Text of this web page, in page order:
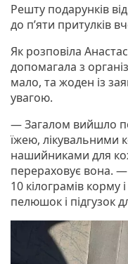
Решту подарунків
до п’яти притулків
Як розповіла
допомагала з
мало, та жоден із
увагою.
— Загалом вийшло
їжею, лікувальними
нашийниками для
перераховує вона.
10 кілограмів
пелюшок і підгузок